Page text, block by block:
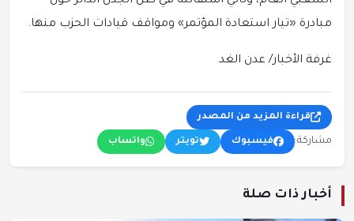
مبادرة «تيار استعادة المؤتمر» ومواقف قيادات الحزب منها.
غرفة الأخبار/ عدن الغد
قراءة المزيد من المصدر
مشاركة: فيسبوك تويتر واتساب
أخبار ذات صلة